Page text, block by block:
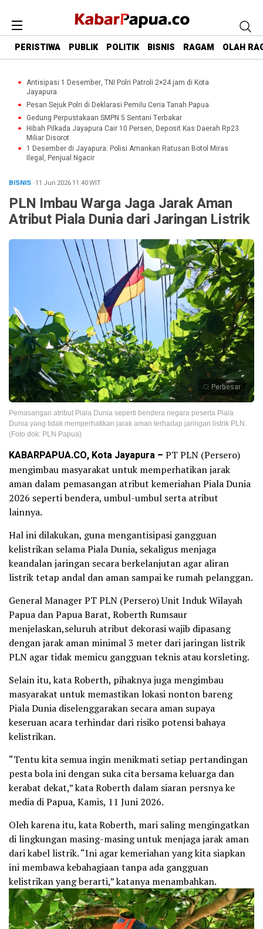
PERISTIWA PUBLIK POLITIK BISNIS RAGAM OLAH
Antisipasi 1 Desember, TNI Polri Patroli 2×24 jam di Kota
Jayapura
Pesan Sejuk Polri di Deklarasi Pemilu Ceria Tanah Papua
Gedung Perpustakaan SMPN 5 Sentani Terbakar
Hibah Pilkada Jayapura Cair 10 Persen, Deposit Kas Daerah Rp23
Miliar Disorot
1 Desember di Jayapura: Polisi Amankan Ratusan Botol Miras
Ilegal, Penjual Ngacir
BISNIS· 11 Jun 202611:40WIT
PLN Imbau Warga Jaga Jarak Aman
Atribut Piala Dunia dari Jaringan Listrik
Perbesar
Pemasangan atribut Piala Dunia seperti bendera negara peserta Piala
Dunia yang tidak memperhatikan jarak aman terhadap jaringan listrik PLN.
(Foto dok: PLN Papua)
KABARPAPUA.CO, Kota Jayapura – PT PLN (Persero)
mengimbau masyarakat untuk memperhatikan jarak
aman dalam pemasangan atribut kemeriahan Piala Dunia
2026 seperti bendera, umbul-umbul serta atribut
lainnya.
Hal ini dilakukan, guna mengantisipasi gangguan
kelistrikan selama Piala Dunia, sekaligus menjaga
keandalan jaringan secara berkelanjutan agar aliran
listrik tetap andal dan aman sampai ke rumah pelanggan.
General Manager PT PLN (Persero) Unit Induk Wilayah
Papua dan Papua Barat, Roberth Rumsaur
menjelaskan,seluruh atribut dekorasi wajib dipasang
dengan jarak aman minimal 3 meter dari jaringan listrik
PLN agar tidak memicu gangguan teknis atau korsleting.
Selain itu, kata Roberth, pihaknya juga mengimbau
masyarakat untuk memastikan lokasi nonton bareng
Piala Dunia diselenggarakan secara aman supaya
keseruan acara terhindar dari risiko potensi bahaya
kelistrikan.
“Tentu kita semua ingin menikmati setiap pertandingan
pesta bola ini dengan suka cita bersama keluarga dan
kerabat dekat,” kata Roberth dalam siaran persnya ke
media di Papua, Kamis, 11 Juni 2026.
Oleh karena itu, kata Roberth, mari saling mengingatkan
di lingkungan masing-masing untuk menjaga jarak aman
dari kabel listrik. “Ini agar kemeriahan yang kita siapkan
ini membawa kebahagiaan tanpa ada gangguan
kelistrikan yang berarti,” katanya menambahkan.